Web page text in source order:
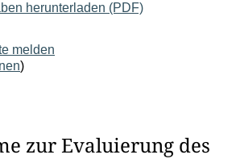
herunterladen (PDF)
melden
)
zur Evaluierung des